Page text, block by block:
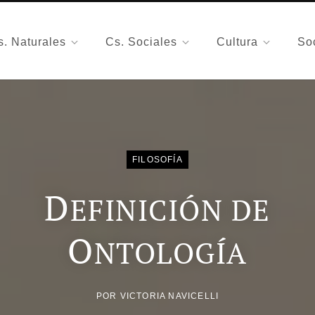
Naturales Cs. Sociales Cultura
FILOSOFÍA
DEFINICIÓN DE
ONTOLOGÍA
POR VICTORIA NAVICELLI